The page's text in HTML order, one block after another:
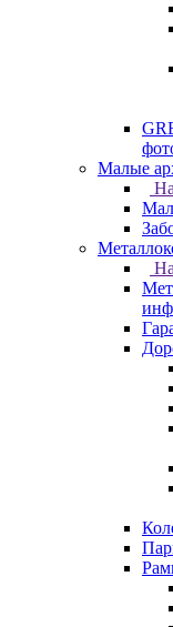
Малые